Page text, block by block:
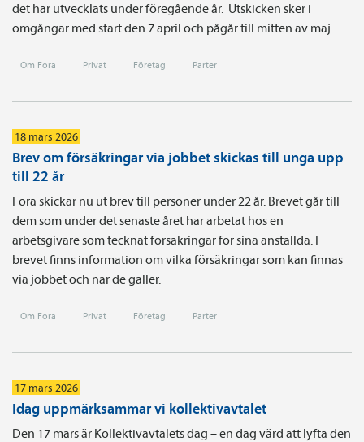
det har utvecklats under föregående år. Utskicken sker i
omgångar med start den 7 april och pågår till mitten av maj.
Om Fora Privat Företag Parter
18 mars 2026
Brev om försäkringar via jobbet skickas till unga upp
till 22 år
Fora skickar nu ut brev till personer under 22 år. Brevet går till
dem som under det senaste året har arbetat hos en
arbetsgivare som tecknat försäkringar för sina anställda. I
brevet finns information om vilka försäkringar som kan finnas
via jobbet och när de gäller.
Om Fora Privat Företag Parter
17 mars 2026
Idag uppmärksammar vi kollektivavtalet
Den 17 mars är Kollektivavtalets dag – en dag värd att lyfta den